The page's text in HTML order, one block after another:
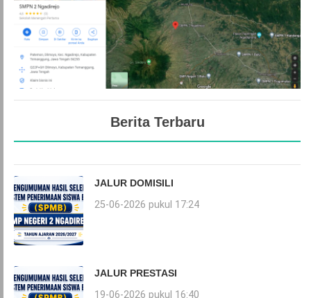
Berita Terbaru
JALUR DOMISILI
25-06-2026 pukul 17:24
JALUR PRESTASI
19-06-2026 pukul 16:40